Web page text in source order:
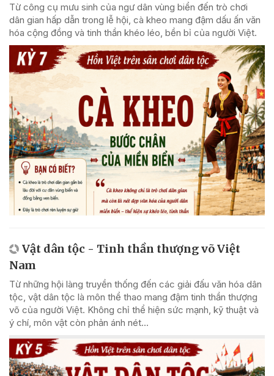
Từ công cụ mưu sinh của ngư dân vùng biển đến trò chơi
dân gian hấp dẫn trong lễ hội, cà kheo mang đậm dấu ấn văn
hóa cộng đồng và tinh thần khéo léo, bền bỉ của người Việt.
Vật dân tộc - Tinh thần thượng võ Việt
Nam
Từ những hội làng truyền thống đến các giải đấu văn hóa dân
tộc, vật dân tộc là môn thể thao mang đậm tinh thần thượng
võ của người Việt. Không chỉ thể hiện sức mạnh, kỹ thuật và
ý chí, môn vật còn phản ánh nét...